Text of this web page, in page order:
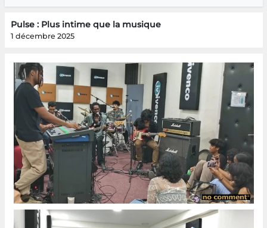
Pulse : Plus intime que la musique
1 décembre 2025